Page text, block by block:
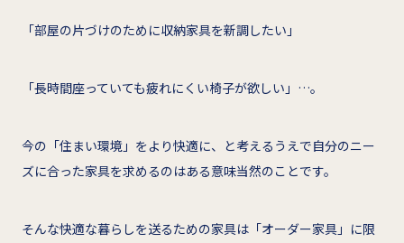
「部屋の片づけのために収納家具を新調したい」
「長時間座っていても疲れにくい椅子が欲しい」…。
今の「住まい環境」をより快適に、と考えるうえで自分のニー
ズに合った家具を求めるのはある意味当然のことです。
そんな快適な暮らしを送るための家具は「オーダー家具」に限